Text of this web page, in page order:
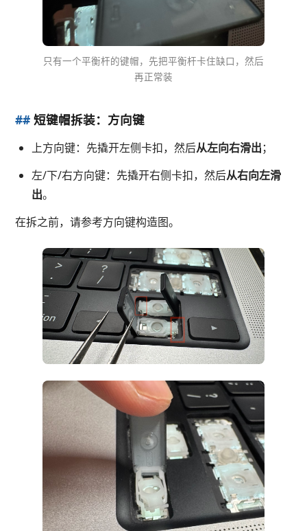
只有一个平衡杆的键帽，先把平衡杆卡住缺口，然后
再正常装
##短键帽拆装：方向键
上方向键：先撬开左侧卡扣，然后从左向右滑出；
左/下/右方向键：先撬开右侧卡扣，然后从右向左滑
出。
在拆之前，请参考方向键构造图。